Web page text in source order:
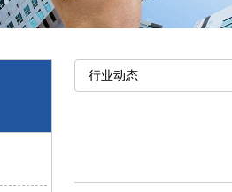
行业动态